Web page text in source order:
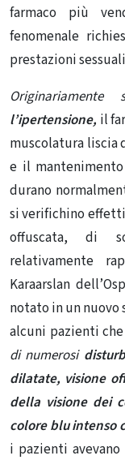
farmaco più
fenomenale
prestazioni
l’ipertensione, il
muscolatura liscia
e il
durano
si verifichino
offuscata, di
relativamente
Karaarslan
notato in un nuovo
alcuni pazienti
di numerosi
dilatate, visione
della visione dei
colore blu intenso
i pazienti